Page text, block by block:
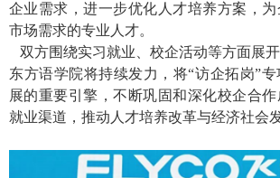
企业需求，进一步优化人才培养方案，
市场需求的专业人才。
双方围绕实习就业、校企活动等方面展开
东方语学院将持续发力，将“访企拓岗”
展的重要引擎，不断巩固和深化校企合
就业渠道，推动人才培养改革与经济社会